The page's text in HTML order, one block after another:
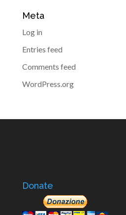
Meta
Log in
Entries feed
Comments feed
WordPress.org
Donate